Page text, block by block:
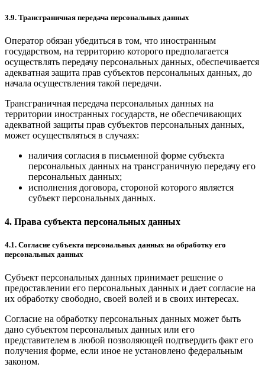
3.9. Трансграничная передача персональных данных
Оператор обязан убедиться в том, что иностранным
государством, на территорию которого предполагается
осуществлять передачу персональных данных, обеспечивается
адекватная защита прав субъектов персональных данных, до
начала осуществления такой передачи.
Трансграничная передача персональных данных на
территории иностранных государств, не обеспечивающих
адекватной защиты прав субъектов персональных данных,
может осуществляться в случаях:
наличия согласия в письменной форме субъекта
персональных данных на трансграничную передачу его
персональных данных;
исполнения договора, стороной которого является
субъект персональных данных.
4. Права субъекта персональных данных
4.1. Согласие субъекта персональных данных на обработку его
персональных данных
Субъект персональных данных принимает решение о
предоставлении его персональных данных и дает согласие на
их обработку свободно, своей волей и в своих интересах.
Согласие на обработку персональных данных может быть
дано субъектом персональных данных или его
представителем в любой позволяющей подтвердить факт его
получения форме, если иное не установлено федеральным
законом.